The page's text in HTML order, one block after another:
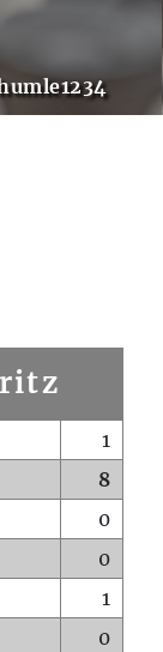
1
8
0
0
1
0